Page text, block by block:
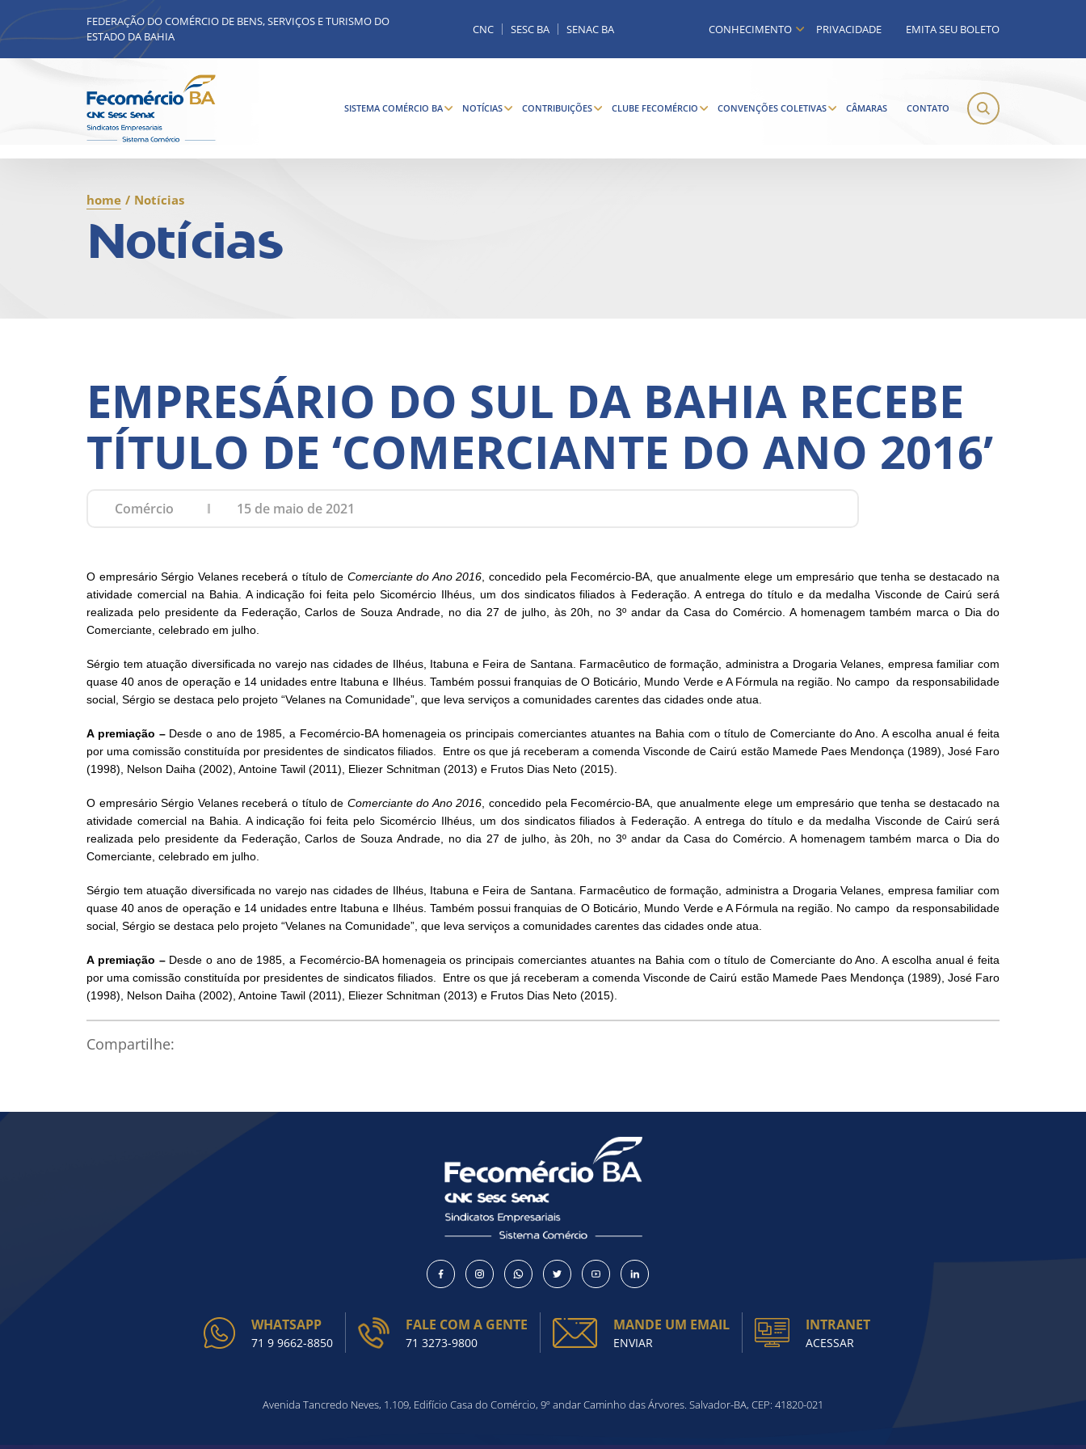
FEDERAÇÃO DO COMÉRCIO DE BENS, SERVIÇOS E TURISMO DO
ESTADO DA BAHIA
CNC SESC BA SENAC BA CONHECIMENTO PRIVACIDADE EMITA SEU BOLETO
SISTEMA COMÉRCIO BA NOTÍCIAS CONTRIBUIÇÕES CLUBE FECOMÉRCIO CONVENÇÕES COLETIVAS CÂMARAS CONTATO
Como utilizar
home / Notícias
Notícias
EMPRESÁRIO DO SUL DA BAHIA RECEBE
TÍTULO DE ‘COMERCIANTE DO ANO 2016’
Comércio 15 de maio de 2021
O empresário Sérgio Velanes receberá o título de Comerciante do Ano 2016 , concedido pela Fecomércio-BA, que anualmente elege um empresário que tenha se destacado na
atividade comercial na Bahia. A indicação foi feita pelo Sicomércio Ilhéus, um dos sindicatos filiados à Federação. A entrega do título e da medalha Visconde de Cairú será
realizada pelo presidente da Federação, Carlos de Souza Andrade, no dia 27 de julho, às 20h, no 3º andar da Casa do Comércio. A homenagem também marca o Dia do
Comerciante, celebrado em julho.
Sérgio tem atuação diversificada no varejo nas cidades de Ilhéus, Itabuna e Feira de Santana. Farmacêutico de formação, administra a Drogaria Velanes, empresa familiar com
quase 40 anos de operação e 14 unidades entre Itabuna e Ilhéus. Também possui franquias de O Boticário, Mundo Verde e A Fórmula na região. No campo da responsabilidade
social, Sérgio se destaca pelo projeto “Velanes na Comunidade”, que leva serviços a comunidades carentes das cidades onde atua.
A premiação – Desde o ano de 1985, a Fecomércio-BA homenageia os principais comerciantes atuantes na Bahia com o título de Comerciante do Ano. A escolha anual é feita
por uma comissão constituída por presidentes de sindicatos filiados. Entre os que já receberam a comenda Visconde de Cairú estão Mamede Paes Mendonça (1989), José Faro
(1998), Nelson Daiha (2002), Antoine Tawil (2011), Eliezer Schnitman (2013) e Frutos Dias Neto (2015).
O empresário Sérgio Velanes receberá o título de Comerciante do Ano 2016 , concedido pela Fecomércio-BA, que anualmente elege um empresário que tenha se destacado na
atividade comercial na Bahia. A indicação foi feita pelo Sicomércio Ilhéus, um dos sindicatos filiados à Federação. A entrega do título e da medalha Visconde de Cairú será
realizada pelo presidente da Federação, Carlos de Souza Andrade, no dia 27 de julho, às 20h, no 3º andar da Casa do Comércio. A homenagem também marca o Dia do
Comerciante, celebrado em julho.
Sérgio tem atuação diversificada no varejo nas cidades de Ilhéus, Itabuna e Feira de Santana. Farmacêutico de formação, administra a Drogaria Velanes, empresa familiar com
quase 40 anos de operação e 14 unidades entre Itabuna e Ilhéus. Também possui franquias de O Boticário, Mundo Verde e A Fórmula na região. No campo da responsabilidade
social, Sérgio se destaca pelo projeto “Velanes na Comunidade”, que leva serviços a comunidades carentes das cidades onde atua.
A premiação – Desde o ano de 1985, a Fecomércio-BA homenageia os principais comerciantes atuantes na Bahia com o título de Comerciante do Ano. A escolha anual é feita
por uma comissão constituída por presidentes de sindicatos filiados. Entre os que já receberam a comenda Visconde de Cairú estão Mamede Paes Mendonça (1989), José Faro
(1998), Nelson Daiha (2002), Antoine Tawil (2011), Eliezer Schnitman (2013) e Frutos Dias Neto (2015).
Compartilhe:
WHATSAPP
71 9 9662-8850
FALE COM A GENTE
71 3273-9800
MANDE UM EMAIL
ENVIAR
INTRANET
ACESSAR
Avenida Tancredo Neves, 1.109, Edifício Casa do Comércio, 9º andar Caminho das Árvores. Salvador-BA, CEP: 41820-021